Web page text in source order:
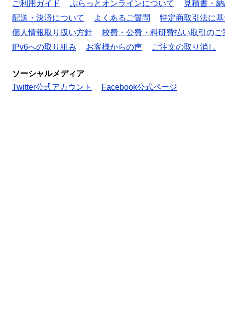
ご利用ガイド ぷらっとオンラインについて
見積書・
配送・決済について
よくあるご質問
特定商取引法に
個人情報取り扱い方針
校費・公費・科研費払い取引のご
IPv6への取り組み
お客様からの声 ご注文の取り消し
ソーシャルメディア
Twitter公式アカウント
Facebook公式ページ